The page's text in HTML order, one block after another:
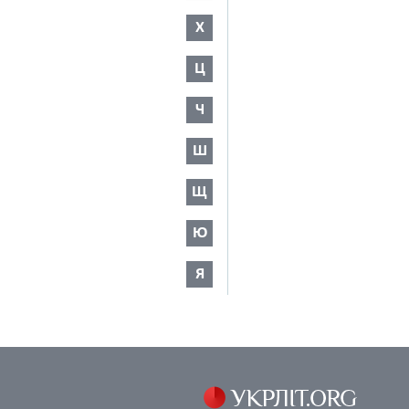
Х
Ц
Ч
Ш
Щ
Ю
Я